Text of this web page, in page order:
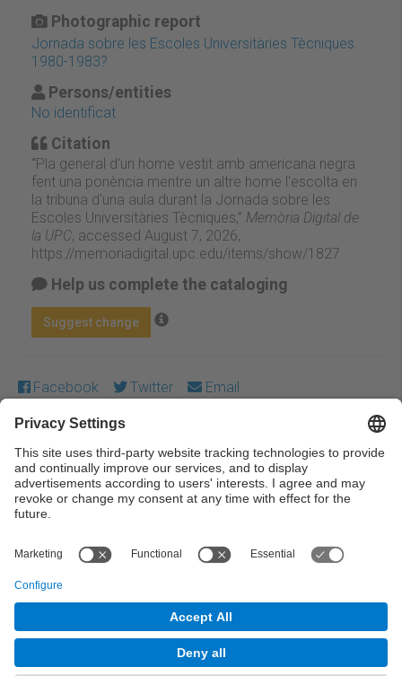
Photographic report
Jornada sobre les Escoles Universitàries Tècniques.
1980-1983?
Persons/entities
No identificat
Citation
“Pla general d'un home vestit amb americana negra
fent una ponència mentre un altre home l'escolta en
la tribuna d'una aula durant la Jornada sobre les
Escoles Universitàries Tècniques,” Memòria Digital de
la UPC, accessed August 7, 2026,
https://memoriadigital.upc.edu/items/show/1827
Help us complete the cataloging
Suggest change
Facebook Twitter Email
Except where otherwise noted, content on this work is
licensed under a Creative Commons license:Attribution-
NonCommercial-NoDerivs 3.0 Spain
© UPC Universitat Politècnica de Catalunya ·